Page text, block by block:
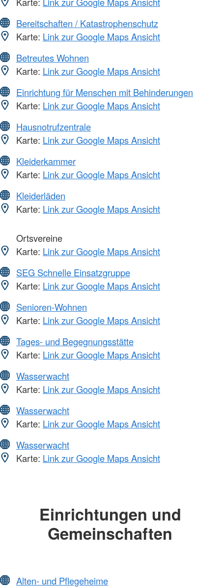
Bereitschaften / Katastrophenschutz
Karte: Link zur Google Maps Ansicht
Betreutes Wohnen
Karte: Link zur Google Maps Ansicht
Einrichtung für Menschen mit Behinderungen
Karte: Link zur Google Maps Ansicht
Hausnotrufzentrale
Karte: Link zur Google Maps Ansicht
Kleiderkammer
Karte: Link zur Google Maps Ansicht
Kleiderläden
Karte: Link zur Google Maps Ansicht
Ortsvereine
Karte: Link zur Google Maps Ansicht
SEG Schnelle Einsatzgruppe
Karte: Link zur Google Maps Ansicht
Senioren-Wohnen
Karte: Link zur Google Maps Ansicht
Tages- und Begegnungsstätte
Karte: Link zur Google Maps Ansicht
Wasserwacht
Karte: Link zur Google Maps Ansicht
Wasserwacht
Karte: Link zur Google Maps Ansicht
Wasserwacht
Karte: Link zur Google Maps Ansicht
Einrichtungen und
Gemeinschaften
Alten- und Pflegeheime